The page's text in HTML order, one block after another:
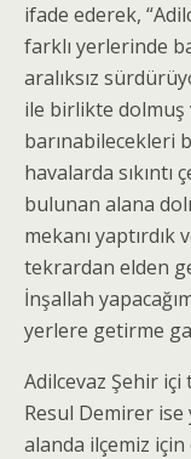
ifade ederek,
farklı yerlerinde
aralıksız
ile birlikte
barınabilecekleri
havalarda sıkıntı
bulunan alana
mekanı
tekrardan elden
İnşallah
yerlere getirme
Adilcevaz Şehir
Resul Demirer ise
alanda ilçemiz için